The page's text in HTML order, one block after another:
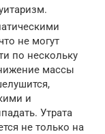
не могут
по нескольку
массы
и
Утрата
не только на